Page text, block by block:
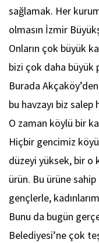
sağlamak. Her
olmasın İzmir
Onların çok büyük
bizi çok daha büyük
Burada
bu havzayı biz
O zaman köylü bir
Hiçbir gencimiz
düzeyi yüksek, bir o
ürün. Bu ürüne
gençlerle,
Bunu da bugün
Belediyesi’ne çok